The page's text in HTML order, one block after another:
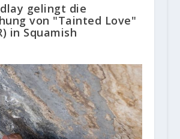
gelingt die
von "Tainted Love"
in Squamish